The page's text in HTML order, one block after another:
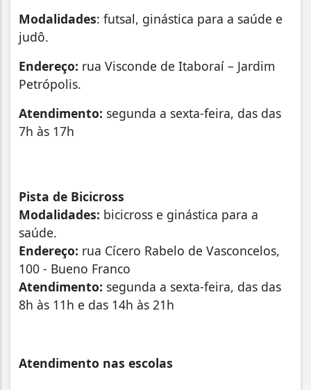
Modalidades: futsal, ginástica para a saúde e
judô.
Endereço: rua Visconde de Itaboraí – Jardim
Petrópolis.
Atendimento: segunda a sexta-feira, das das
7h às 17h
Pista de Bicicross
Modalidades: bicicross e ginástica para a
saúde.
Endereço: rua Cícero Rabelo de Vasconcelos,
100 - Bueno Franco
Atendimento: segunda a sexta-feira, das das
8h às 11h e das 14h às 21h
Atendimento nas escolas